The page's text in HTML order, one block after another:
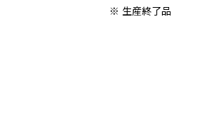
※ 生産終了品